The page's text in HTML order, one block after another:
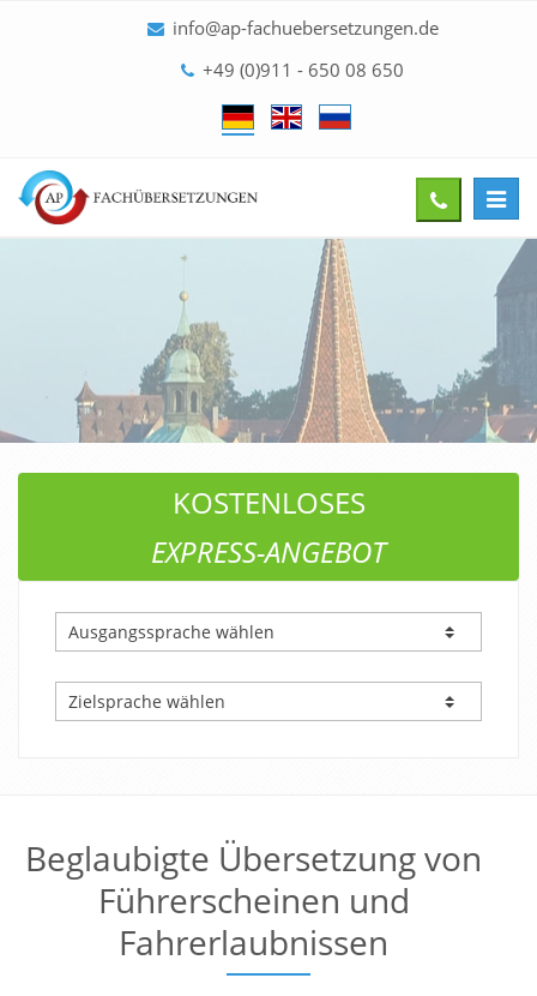
info@ap-fachuebersetzungen.de
+49 (0)911 - 650 08 650
Give
us
KOSTENLOSES
EXPRESS-ANGEBOT
Beglaubigte Übersetzung von
Führerscheinen und
Fahrerlaubnissen